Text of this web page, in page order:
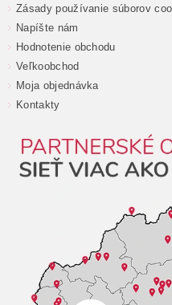
Zásady používanie súborov
Napíšte nám
Hodnotenie obchodu
Veľkoobchod
Moja objednávka
Kontakty